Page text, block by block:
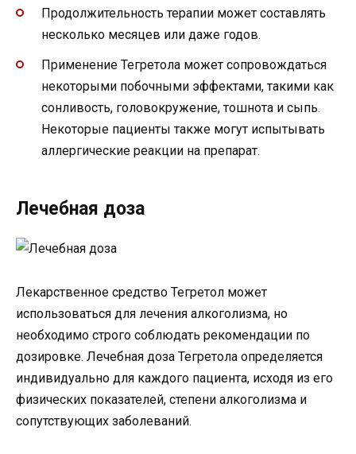
Продолжительность терапии может составлять
несколько месяцев или даже годов.
Применение Тегретола может сопровождаться
некоторыми побочными эффектами, такими как
сонливость, головокружение, тошнота и сыпь.
Некоторые пациенты также могут испытывать
аллергические реакции на препарат.
Лечебная доза
Лекарственное средство Тегретол может
использоваться для лечения алкоголизма, но
необходимо строго соблюдать рекомендации по
дозировке. Лечебная доза Тегретола определяется
индивидуально для каждого пациента, исходя из его
физических показателей, степени алкоголизма и
сопутствующих заболеваний.